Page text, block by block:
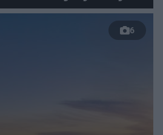
Świętokrzyskich
6